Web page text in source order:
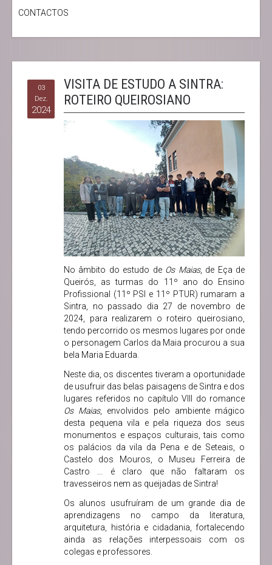
CONTACTOS
03
Dez.
2024
VISITA DE ESTUDO A SINTRA:
ROTEIRO QUEIROSIANO
No âmbito do estudo de Os Maias, de Eça de
Queirós, as turmas do 11º ano do Ensino
Profissional (11º PSI e 11º PTUR) rumaram a
Sintra, no passado dia 27 de novembro de
2024, para realizarem o roteiro queirosiano,
tendo percorrido os mesmos lugares por onde
o personagem Carlos da Maia procurou a sua
bela Maria Eduarda.
Neste dia, os discentes tiveram a oportunidade
de usufruir das belas paisagens de Sintra e dos
lugares referidos no capítulo VIII do romance
Os Maias, envolvidos pelo ambiente mágico
desta pequena vila e pela riqueza dos seus
monumentos e espaços culturais, tais como
os palácios da vila da Pena e de Seteais, o
Castelo dos Mouros, o Museu Ferreira de
Castro ... é claro que não faltaram os
travesseiros nem as queijadas de Sintra!
Os alunos usufruíram de um grande dia de
aprendizagens no campo da literatura,
arquitetura, história e cidadania, fortalecendo
ainda as relações interpessoais com os
colegas e professores.